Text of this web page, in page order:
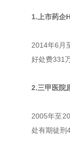
1.上市药企
2014年6月
好处费331
2.三甲医院
2005年至
处有期徒刑